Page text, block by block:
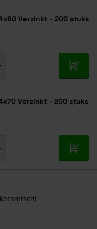
Verzinkt - 200 stuks
In
Verzinkt - 200 stuks
In